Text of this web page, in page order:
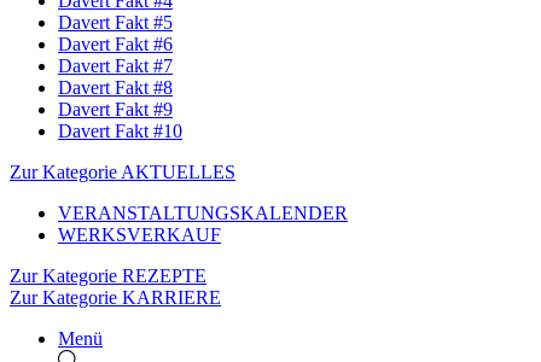
Davert Fakt #5
Davert Fakt #6
Davert Fakt #7
Davert Fakt #8
Davert Fakt #9
Davert Fakt #10
Zur Kategorie AKTUELLES
VERANSTALTUNGSKALENDER
WERKSVERKAUF
Zur Kategorie REZEPTE
Zur Kategorie KARRIERE
Menü